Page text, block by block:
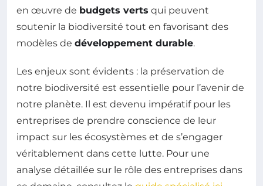
en œuvre de budgets verts qui peuvent
soutenir la biodiversité tout en favorisant des
modèles de développement durable.
Les enjeux sont évidents : la préservation de
notre biodiversité est essentielle pour l’avenir de
notre planète. Il est devenu impératif pour les
entreprises de prendre conscience de leur
impact sur les écosystèmes et de s’engager
véritablement dans cette lutte. Pour une
analyse détaillée sur le rôle des entreprises dans